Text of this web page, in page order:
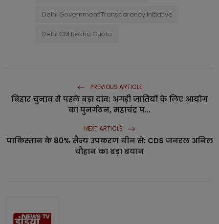
Delhi Government Transparency Initiative
Delhi CM Rekha Gupta
PREVIOUS ARTICLE
बिहार चुनाव से पहले बड़ा दांव: अगड़ी जातियों के लिए आयोग
का पुनर्गठन, महाचंद्र प...
NEXT ARTICLE
पाकिस्तान के 80% सैन्य उपकरण चीन से: CDS जनरल अनिल
चौहान का बड़ा बयान